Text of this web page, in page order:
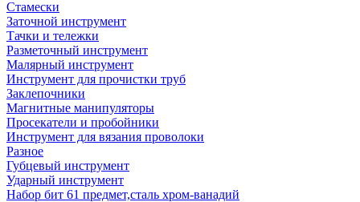
Стамески
Заточной инструмент
Тачки и тележки
Разметочный инструмент
Малярный инструмент
Инструмент для прочистки труб
Заклепочники
Магнитные манипуляторы
Просекатели и пробойники
Инструмент для вязания проволоки
Разное
Губцевый инструмент
Ударный инструмент
Набор бит 61 предмет,сталь хром-ванадий